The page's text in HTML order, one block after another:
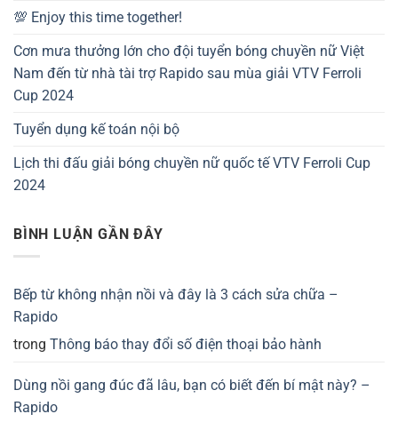
💯 Enjoy this time together!
Cơn mưa thưởng lớn cho đội tuyển bóng chuyền nữ Việt
Nam đến từ nhà tài trợ Rapido sau mùa giải VTV Ferroli
Cup 2024
Tuyển dụng kế toán nội bộ
Lịch thi đấu giải bóng chuyền nữ quốc tế VTV Ferroli Cup
2024
BÌNH LUẬN GẦN ĐÂY
Bếp từ không nhận nồi và đây là 3 cách sửa chữa –
Rapido
trong Thông báo thay đổi số điện thoại bảo hành
Dùng nồi gang đúc đã lâu, bạn có biết đến bí mật này? –
Rapido